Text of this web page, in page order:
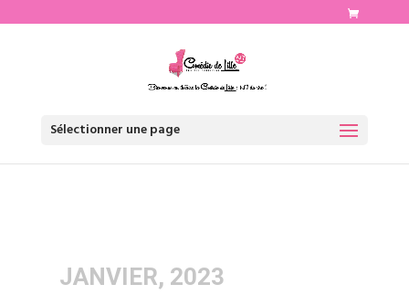
Sélectionner une page
JANVIER, 2023